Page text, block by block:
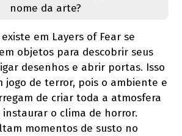
nome da arte?
em Layers of Fear se
objetos para descobrir seus
desenhos e abrir portas. Isso
jogo de terror, pois o ambiente e
de criar toda a atmosfera
instaurar o clima de horror.
momentos de susto no